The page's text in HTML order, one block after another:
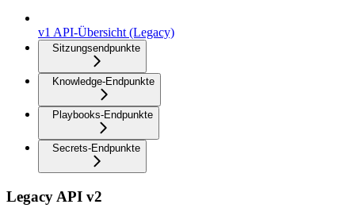
v1 API-Übersicht (Legacy)
Sitzungsendpunkte
Knowledge-Endpunkte
Playbooks-Endpunkte
Secrets-Endpunkte
Legacy API v2